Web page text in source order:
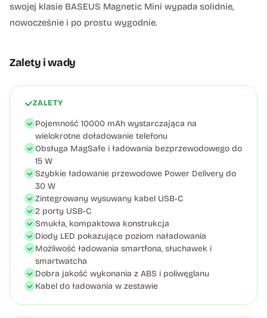
swojej klasie BASEUS Magnetic Mini wypada solidnie,
nowocześnie i po prostu wygodnie.
Zalety i wady
ZALETY
Pojemność 10000 mAh wystarczająca na
wielokrotne doładowanie telefonu
Obsługa MagSafe i ładowania bezprzewodowego do
15 W
Szybkie ładowanie przewodowe Power Delivery do
30 W
Zintegrowany wysuwany kabel USB-C
2 porty USB-C
Smukła, kompaktowa konstrukcja
Diody LED pokazujące poziom naładowania
Możliwość ładowania smartfona, słuchawek i
smartwatcha
Dobra jakość wykonania z ABS i poliwęglanu
Kabel do ładowania w zestawie